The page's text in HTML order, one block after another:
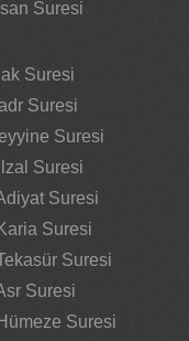
Suresi
Suresi
Suresi
Suresi
Suresi
Suresi
Suresi
Suresi
Suresi
Suresi